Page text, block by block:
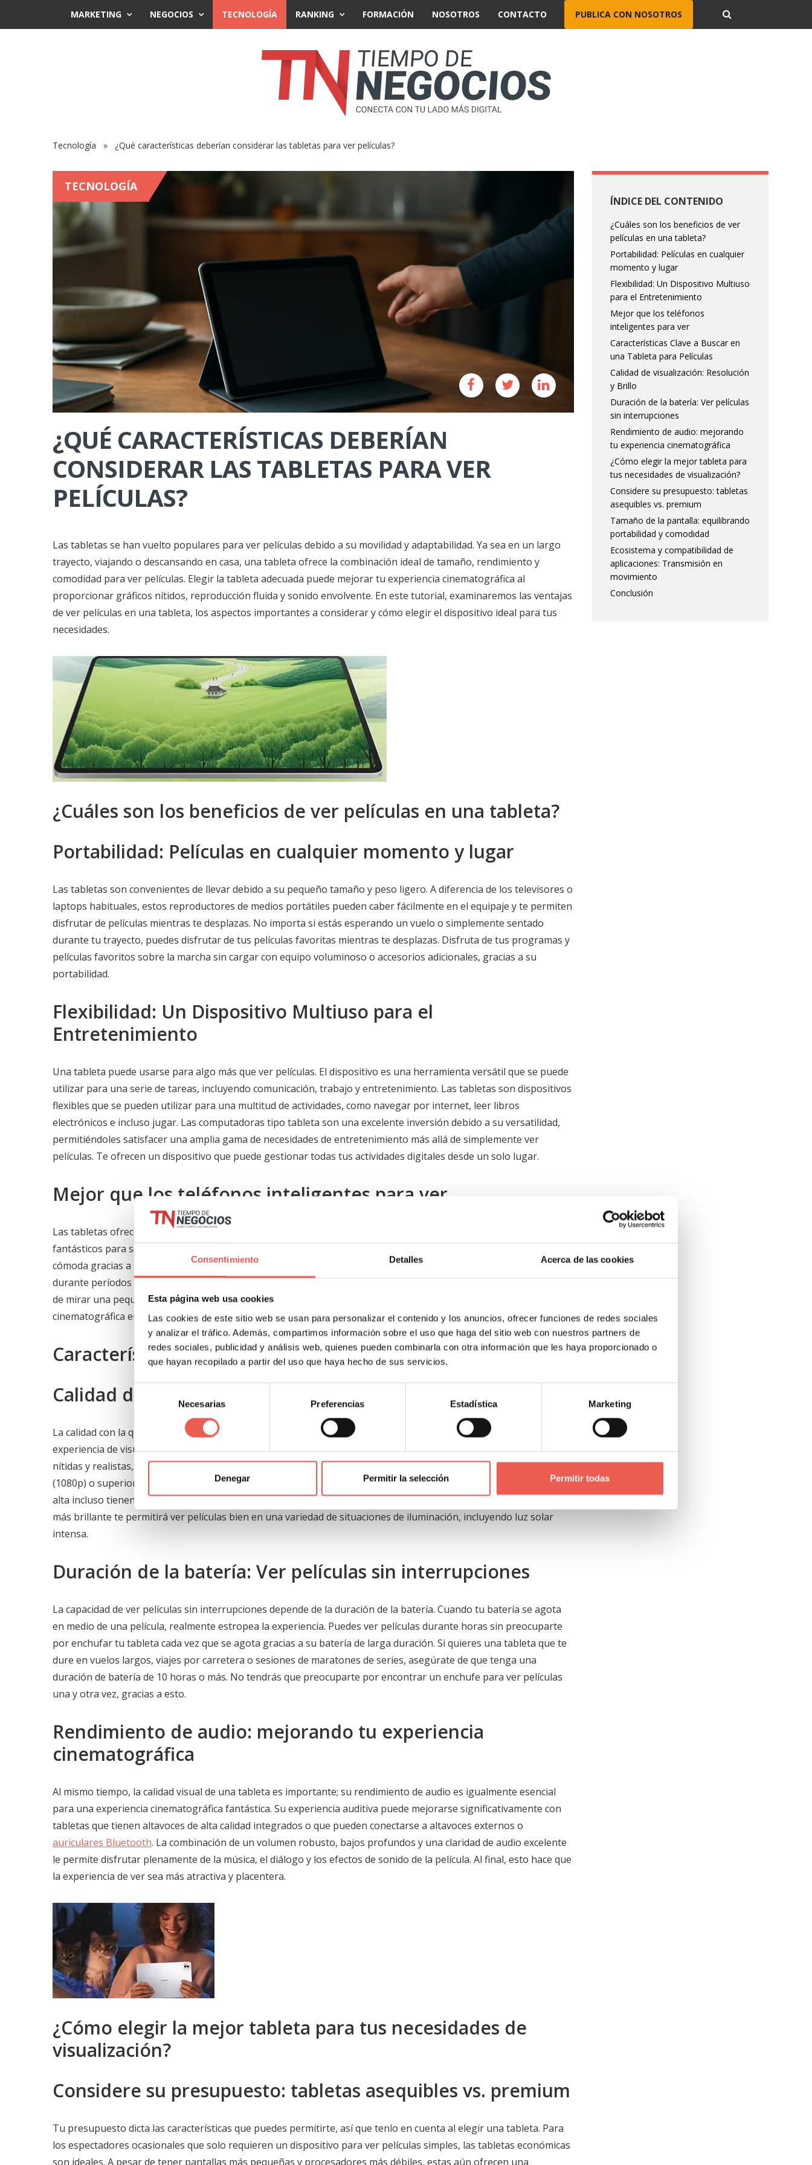
Consentimiento Detalles Acerca de las cookies
Esta página web usa cookies
Las cookies de este sitio web se usan para personalizar el contenido y los anuncios, ofrecer funciones de redes sociales
y analizar el tráfico. Además, compartimos información sobre el uso que haga del sitio web con nuestros partners de
redes sociales, publicidad y análisis web, quienes pueden combinarla con otra información que les haya proporcionado o
que hayan recopilado a partir del uso que haya hecho de sus servicios.
consentimiento
Necesarias Preferencias Estadística Marketing
Denegar Permitir la selección Permitir todas
MARKETING NEGOCIOS TECNOLOGÍA RANKING FORMACIÓN NOSOTROS CONTACTO PUBLICA CON NOSOTROS
Tecnología » ¿Qué características deberían considerar las tabletas para ver películas?
TECNOLOGÍA
¿QUÉ CARACTERÍSTICAS DEBERÍAN
CONSIDERAR LAS TABLETAS PARA VER
PELÍCULAS?
Las tabletas se han vuelto populares para ver películas debido a su movilidad y adaptabilidad. Ya sea en un largo
trayecto, viajando o descansando en casa, una tableta ofrece la combinación ideal de tamaño, rendimiento y
comodidad para ver películas. Elegir la tableta adecuada puede mejorar tu experiencia cinematográfica al
proporcionar gráficos nítidos, reproducción fluida y sonido envolvente. En este tutorial, examinaremos las ventajas
de ver películas en una tableta, los aspectos importantes a considerar y cómo elegir el dispositivo ideal para tus
necesidades.
¿Cuáles son los beneficios de ver películas en una tableta?
Portabilidad: Películas en cualquier momento y lugar
Las tabletas son convenientes de llevar debido a su pequeño tamaño y peso ligero. A diferencia de los televisores o
laptops habituales, estos reproductores de medios portátiles pueden caber fácilmente en el equipaje y te permiten
disfrutar de películas mientras te desplazas. No importa si estás esperando un vuelo o simplemente sentado
durante tu trayecto, puedes disfrutar de tus películas favoritas mientras te desplazas. Disfruta de tus programas y
películas favoritos sobre la marcha sin cargar con equipo voluminoso o accesorios adicionales, gracias a su
portabilidad.
Flexibilidad: Un Dispositivo Multiuso para el
Entretenimiento
Una tableta puede usarse para algo más que ver películas. El dispositivo es una herramienta versátil que se puede
utilizar para una serie de tareas, incluyendo comunicación, trabajo y entretenimiento. Las tabletas son dispositivos
flexibles que se pueden utilizar para una multitud de actividades, como navegar por internet, leer libros
electrónicos e incluso jugar. Las computadoras tipo tableta son una excelente inversión debido a su versatilidad,
permitiéndoles satisfacer una amplia gama de necesidades de entretenimiento más allá de simplemente ver
películas. Te ofrecen un dispositivo que puede gestionar todas tus actividades digitales desde un solo lugar.
Mejor que los teléfonos inteligentes para ver
Las tabletas ofrecen una experiencia mucho mejor para ver películas; sin embargo, los teléfonos inteligentes son
fantásticos para sesiones cortas de video. Las tabletas proporcionan vistas más inmersivas y una experiencia más
cómoda gracias a su mayor tamaño de pantalla. Son superiores a los teléfonos inteligentes para ver películas
durante períodos prolongados, ya que generalmente tienen pantallas de mayor resolución y mejor audio. En lugar
de mirar una pequeña pantalla en un teléfono, puedes disfrutar de una experiencia de visualización más
cinematográfica en una pantalla más grande sin sacrificar la comodidad.
Características Clave a Buscar en una Tableta para Películas
Calidad de visualización: Resolución y Brillo
La calidad con la que una tableta muestra contenido está directamente relacionada con lo agradable que es la
experiencia de visualización. Las imágenes en tabletas de alta resolución con grandes niveles de brillo son más
nítidas y realistas, haciendo que las películas parezcan aún más inmersivas. Las tabletas con una resolución Full HD
(1080p) o superior son tu mejor opción para ver películas y programas de televisión. Algunas versiones de gama
alta incluso tienen resolución 4K, que es increíblemente clara. También considera los ajustes de brillo; una pantalla
más brillante te permitirá ver películas bien en una variedad de situaciones de iluminación, incluyendo luz solar
intensa.
Duración de la batería: Ver películas sin interrupciones
La capacidad de ver películas sin interrupciones depende de la duración de la batería. Cuando tu batería se agota
en medio de una película, realmente estropea la experiencia. Puedes ver películas durante horas sin preocuparte
por enchufar tu tableta cada vez que se agota gracias a su batería de larga duración. Si quieres una tableta que te
dure en vuelos largos, viajes por carretera o sesiones de maratones de series, asegúrate de que tenga una
duración de batería de 10 horas o más. No tendrás que preocuparte por encontrar un enchufe para ver películas
una y otra vez, gracias a esto.
Rendimiento de audio: mejorando tu experiencia
cinematográfica
Al mismo tiempo, la calidad visual de una tableta es importante; su rendimiento de audio es igualmente esencial
para una experiencia cinematográfica fantástica. Su experiencia auditiva puede mejorarse significativamente con
tabletas que tienen altavoces de alta calidad integrados o que pueden conectarse a altavoces externos o
auriculares Bluetooth. La combinación de un volumen robusto, bajos profundos y una claridad de audio excelente
le permite disfrutar plenamente de la música, el diálogo y los efectos de sonido de la película. Al final, esto hace que
la experiencia de ver sea más atractiva y placentera.
¿Cómo elegir la mejor tableta para tus necesidades de
visualización?
Considere su presupuesto: tabletas asequibles vs. premium
Tu presupuesto dicta las características que puedes permitirte, así que tenlo en cuenta al elegir una tableta. Para
los espectadores ocasionales que solo requieren un dispositivo para ver películas simples, las tabletas económicas
son ideales. A pesar de tener pantallas más pequeñas y procesadores más débiles, estas aún ofrecen una
ÍNDICE DEL CONTENIDO
¿Cuáles son los beneficios de ver
películas en una tableta?
Portabilidad: Películas en cualquier
momento y lugar
Flexibilidad: Un Dispositivo Multiuso
para el Entretenimiento
Mejor que los teléfonos
inteligentes para ver
Características Clave a Buscar en
una Tableta para Películas
Calidad de visualización: Resolución
y Brillo
Duración de la batería: Ver películas
sin interrupciones
Rendimiento de audio: mejorando
tu experiencia cinematográfica
¿Cómo elegir la mejor tableta para
tus necesidades de visualización?
Considere su presupuesto: tabletas
asequibles vs. premium
Tamaño de la pantalla: equilibrando
portabilidad y comodidad
Ecosistema y compatibilidad de
aplicaciones: Transmisión en
movimiento
Conclusión